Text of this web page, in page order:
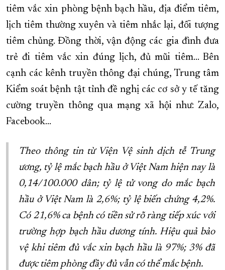
tiêm vắc xin phòng bệnh bạch hầu, địa điểm tiêm,
lịch tiêm thường xuyên và tiêm nhắc lại, đối tượng
tiêm chủng. Đồng thời, vận động các gia đình đưa
trẻ đi tiêm vắc xin đúng lịch, đủ mũi tiêm… Bên
cạnh các kênh truyền thông đại chúng, Trung tâm
Kiểm soát bệnh tật tỉnh đề nghị các cơ sở y tế tăng
cường truyền thông qua mạng xã hội như: Zalo,
Facebook…
Theo thông tin từ Viện Vệ sinh dịch tễ Trung
ương, tỷ lệ mắc bạch hầu ở Việt Nam hiện nay là
0,14/100.000 dân; tỷ lệ tử vong do mắc bạch
hầu ở Việt Nam là 2,6%; tỷ lệ biến chứng 4,2%.
Có 21,6% ca bệnh có tiền sử rõ ràng tiếp xúc với
trường hợp bạch hầu dương tính. Hiệu quả bảo
vệ khi tiêm đủ vắc xin bạch hầu là 97%; 3% đã
được tiêm phòng đầy đủ vẫn có thể mắc bệnh.